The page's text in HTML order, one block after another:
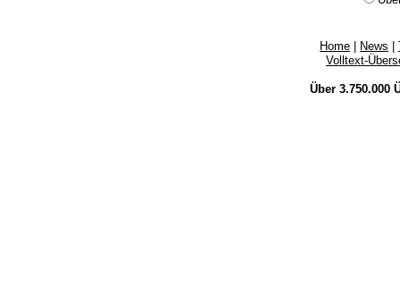
Home News
Volltext-
Über 3.750.000